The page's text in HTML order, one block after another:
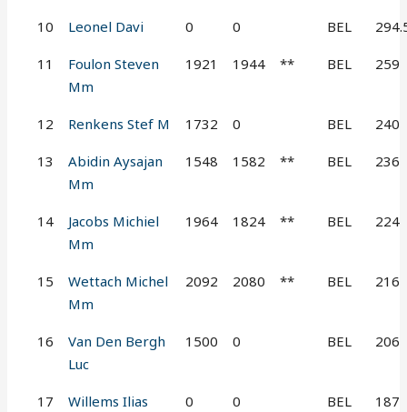
10 Leonel Davi 0 0 BEL
11
Foulon Steven
Mm
1921 1944 ** BEL 259
12 Renkens Stef M 1732 0 BEL 240
13
Abidin Aysajan
Mm
1548 1582 ** BEL 236
14
Jacobs Michiel
Mm
1964 1824 ** BEL 224
15
Wettach Michel
Mm
2092 2080 ** BEL 216
16
Van Den Bergh
Luc
1500 0 BEL 206
17 Willems Ilias 0 0 BEL 187